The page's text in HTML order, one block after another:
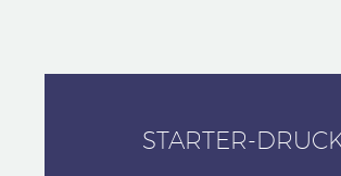
STARTER-